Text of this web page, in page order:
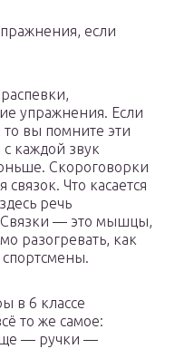
если
упражнения. Если
вы помните эти
с каждой звук
Скороговорки
Что касается
речь
Связки — это мышцы,
разогревать, как
в 6 классе
то же самое:
— ручки —